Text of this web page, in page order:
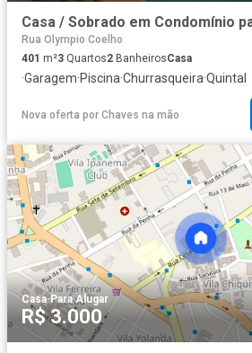
Rua Olympio Coelho
401 m²3 Quartos2 BanheirosCasa
·Garagem·Piscina·Churrasqueira·Quintal
Nova oferta por Chaves na mão
Casa·Para Alugar
R$ 3.000